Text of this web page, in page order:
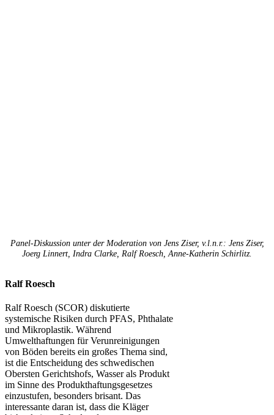
Panel-Diskussion unter der Moderation von Jens Ziser, v.l.n.r.: Jens Ziser,
Joerg Linnert, Indra Clarke, Ralf Roesch, Anne-Katherin Schirlitz.
Ralf Roesch
Ralf Roesch (SCOR) diskutierte
systemische Risiken durch PFAS, Phthalate
und Mikroplastik. Während
Umwelthaftungen für Verunreinigungen
von Böden bereits ein großes Thema sind,
ist die Entscheidung des schwedischen
Obersten Gerichtshofs, Wasser als Produkt
im Sinne des Produkthaftungsgesetzes
einzustufen, besonders brisant. Das
interessante daran ist, dass die Kläger